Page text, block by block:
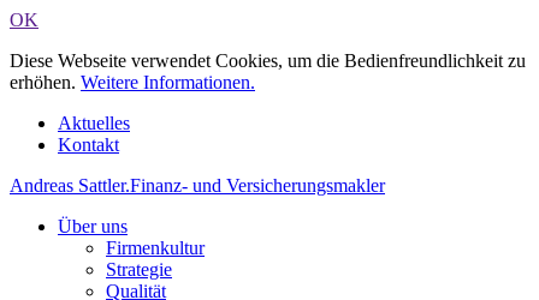
OK
Diese Webseite verwendet Cookies, um die Bedienfreundlichkeit zu
erhöhen. Weitere Informationen.
Aktuelles
Kontakt
Andreas Sattler.Finanz- und Versicherungsmakler
Über uns
Firmenkultur
Strategie
Qualität